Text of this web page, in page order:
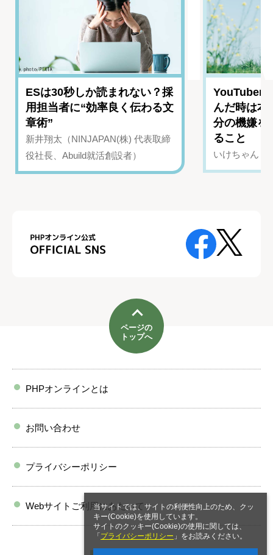
当サイトでは、サイトの利便性向上のため、クッ
キー(Cookie)を使用しています。
サイトのクッキー(Cookie)の使用に関しては、
「 プライバシーポリシー 」をお読みください。
ESは30秒しか読まれない？採
用担当者に“効率良く伝わる文
章術”
新井翔太（NINJAPAN(株) 代表取締
役社長、Abuild就活創設者）
YouTuber
んだ時は
分の機嫌を
ること
いけちゃん（
ページの
トップへ
PHPオンラインとは
お問い合わせ
プライバシーポリシー
Webサイトご利用にあたって